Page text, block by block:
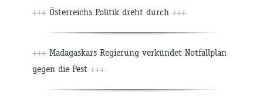
+++ Österreichs Politik dreht durch +++
+++ Madagaskars Regierung verkündet Notfallplan
gegen die Pest +++